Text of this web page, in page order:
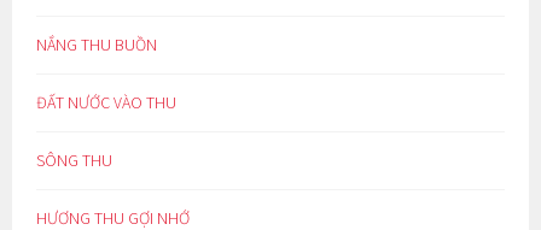
NẮNG THU BUỒN
ĐẤT NƯỚC VÀO THU
SÔNG THU
HƯƠNG THU GỢI NHỚ